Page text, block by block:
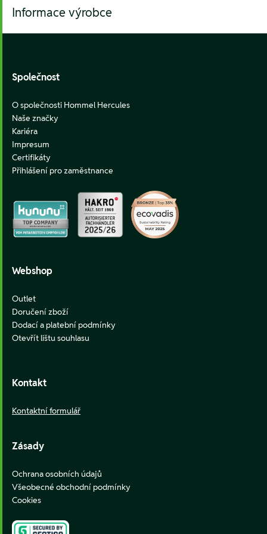
Informace výrobce
Společnost
O společnosti Hommel Hercules
Naše značky
Kariéra
Impresum
Certifikáty
Přihlášení pro zaměstnance
Webshop
Outlet
Doručení zboží
Dodací a platební podmínky
Otevřít lištu souhlasu
Kontakt
Kontaktní formulář
Zásady
Ochrana osobních údajů
Všeobecné obchodní podmínky
Cookies